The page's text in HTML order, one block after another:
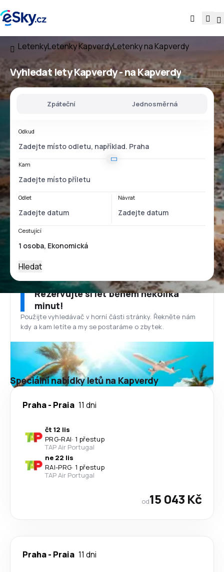
LetenkyLetenky KapverdyLetenky na Kapverdy
Vyhledat letyKapverdy - na Kapverdy
Zpáteční Jednosměrná
Odkud
Kam
Odlet Návrat
Cestující
Hledat
Rezervujte si let během několika
minut!
Použijte vyhledávač v horní části stránky. Řekněte nám
kdy a kam letíte a my se postaráme o zbytek.
Speciální nabídky letů na Kapverdy
Praha- Praia 11 dni
čt 12 lis
PRG-RAI· 1 přestup
TAP Air Portugal
ne 22 lis
RAI-PRG· 1 přestup
TAP Air Portugal
od15 043 Kč
Praha- Praia 11 dni